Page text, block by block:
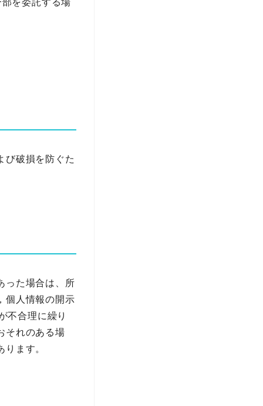
び破損を防ぐた
った場合は、所
個人情報の開示
不合理に繰り
それのある場
ます。